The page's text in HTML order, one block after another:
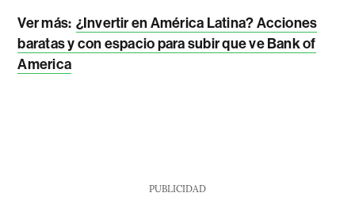
Ver más: ¿Invertir en América Latina? Acciones
baratas y con espacio para subir que ve Bank of
America
PUBLICIDAD